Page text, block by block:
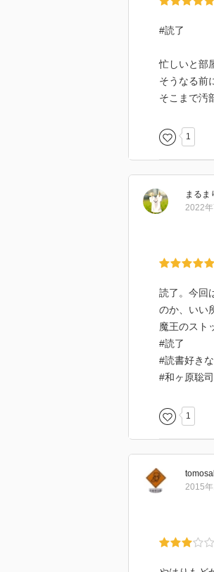
#読了
忙しいと部
そうなる前
そこまで汚
1
まるま
2022
読了。今回
のか、いい
魔王のスト
#読了
#読書好き
#和ヶ原聡司
1
2015